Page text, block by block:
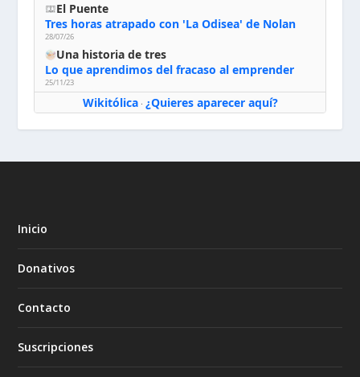
El Puente
Tres horas atrapado con 'La Odisea' de Nolan
28/07/26
Una historia de tres
Lo que aprendimos del fracaso al emprender
25/11/23
Wikitólica· ¿Quieres aparecer aquí?
Inicio
Donativos
Contacto
Suscripciones